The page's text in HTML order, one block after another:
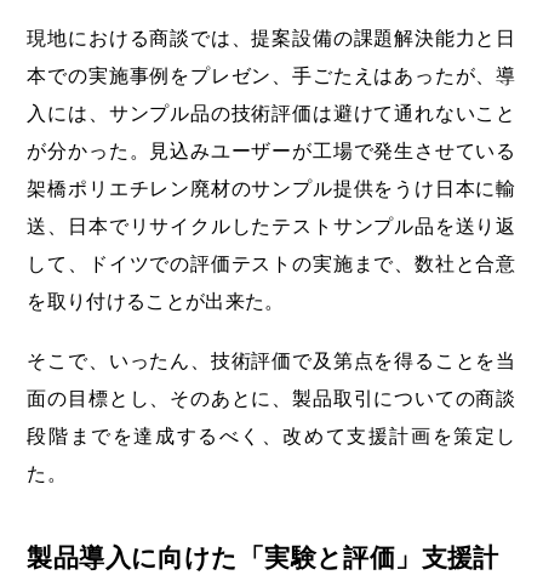
現地における商談では、提案設備の課題解決能力と日
本での実施事例をプレゼン、手ごたえはあったが、導
入には、サンプル品の技術評価は避けて通れないこと
が分かった。見込みユーザーが工場で発生させている
架橋ポリエチレン廃材のサンプル提供をうけ日本に輸
送、日本でリサイクルしたテストサンプル品を送り返
して、ドイツでの評価テストの実施まで、数社と合意
を取り付けることが出来た。
そこで、いったん、技術評価で及第点を得ることを当
面の目標とし、そのあとに、製品取引についての商談
段階までを達成するべく、改めて支援計画を策定し
た。
製品導入に向けた「実験と評価」支援計